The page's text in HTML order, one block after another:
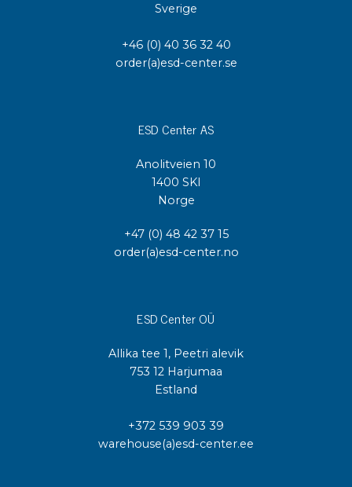
Sverige
+46 (0) 40 36 32 40
order(a)esd-center.se
ESD Center AS
Anolitveien 10
1400 SKI
Norge
+47 (0) 48 42 37 15
order(a)esd-center.no
ESD Center OÜ
Allika tee 1, Peetri alevik
753 12 Harjumaa
Estland
+372 539 903 39
warehouse(a)esd-center.ee